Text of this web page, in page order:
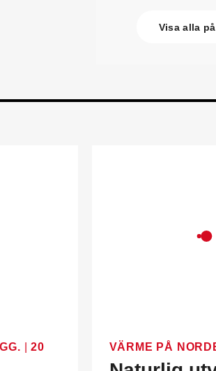
affärschef
roll på
Mathias
Oskar
Daniel
Visa alla
20
VÄRME PÅ